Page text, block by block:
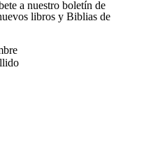
a nuestro boletín de
libros y Biblias de